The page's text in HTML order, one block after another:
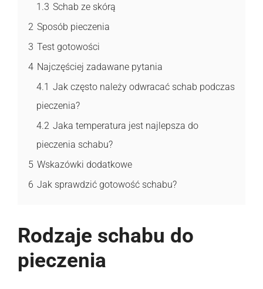
1.3 Schab ze skórą
2 Sposób pieczenia
3 Test gotowości
4 Najczęściej zadawane pytania
4.1 Jak często należy odwracać schab podczas
pieczenia?
4.2 Jaka temperatura jest najlepsza do
pieczenia schabu?
5 Wskazówki dodatkowe
6 Jak sprawdzić gotowość schabu?
Rodzaje schabu do
pieczenia